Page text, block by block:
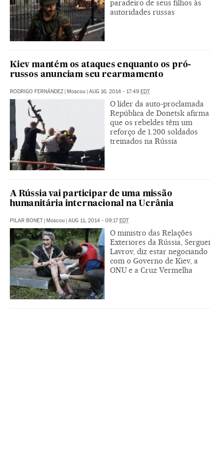
paradeiro de seus filhos às
autoridades russas
Kiev mantém os ataques enquanto os pró-
russos anunciam seu rearmamento
RODRIGO FERNÁNDEZ | Moscou | AUG 16, 2014 - 17:49 EDT
O líder da auto-proclamada
República de Donetsk afirma
que os rebeldes têm um
reforço de 1.200 soldados
treinados na Rússia
A Rússia vai participar de uma missão
humanitária internacional na Ucrânia
PILAR BONET | Moscou | AUG 11, 2014 - 09:17EDT
O ministro das Relações
Exteriores da Rússia, Serguei
Lavrov, diz estar negociando
com o Governo de Kiev, a
ONU e a Cruz Vermelha